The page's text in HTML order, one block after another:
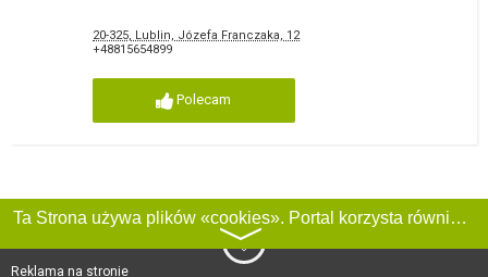
20-325, Lublin, Józefa Franczaka, 12
+48815654899
Polecam
Ta Strona używa plików «cookies». Portal korzysta również z serwisu internetowego do zbierania danych technicznych o odwiedzających w celu uzyskania informacji marketingowych i statystycznych. Warunki przetwarzania danych odwiedzających Stronę, patrz:
〉
Reklama na stronie